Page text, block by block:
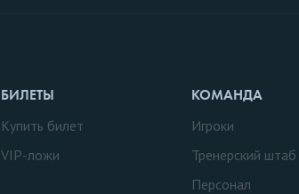
БИЛЕТЫ
Купить билет
VIP-ложи
КОМАНДА
Игроки
Тренерский штаб
Персонал